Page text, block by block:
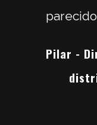
Pilar -